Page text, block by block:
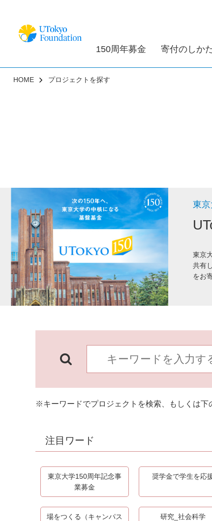
150周年募金 寄付のしか
HOME プロジェクトを探す
東
東京
共有
をお
※キーワードでプロジェクトを検索、もしくは下
注目ワード
東京大学150周年記念事
業募金
奨学金で学生を応
場をつくる（キャンパス
研究_社会科学